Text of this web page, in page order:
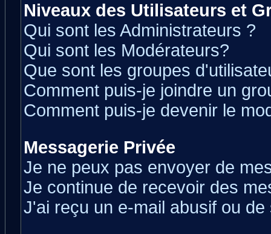
Niveaux des Utilisateurs et
Qui sont les Administrateurs ?
Qui sont les Modérateurs?
Que sont les groupes
Comment puis-je joindre un
Comment puis-je devenir le
Messagerie Privée
Je ne peux pas envoyer de
Je continue de recevoir des
J'ai reçu un e-mail abusif ou